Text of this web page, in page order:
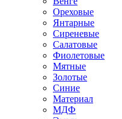
Ореховые
Янтарные
Сиреневые
Салатовые
Фиолетовые
Мятные
Золотые
Синие
Материал
МДФ